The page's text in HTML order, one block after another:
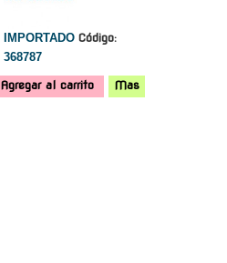
IMPORTADO Código:
368787
Agregar al carrito
Mas